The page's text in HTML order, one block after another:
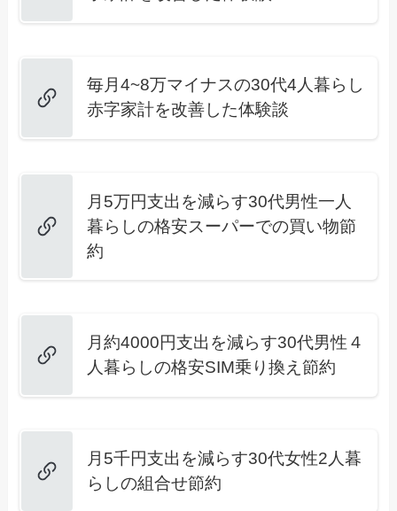
毎月4~8万マイナスの30代4人暮らし
赤字家計を改善した体験談
月5万円支出を減らす30代男性一人
暮らしの格安スーパーでの買い物節
約
月約4000円支出を減らす30代男性４
人暮らしの格安SIM乗り換え節約
月5千円支出を減らす30代女性2人暮
らしの組合せ節約